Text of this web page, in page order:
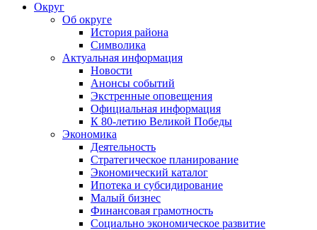
Округ
Об округе
История района
Символика
Актуальная информация
Новости
Анонсы событий
Экстренные оповещения
Официальная информация
К 80-летию Великой Победы
Экономика
Деятельность
Стратегическое планирование
Экономический каталог
Ипотека и субсидирование
Малый бизнес
Финансовая грамотность
Социально экономическое развитие